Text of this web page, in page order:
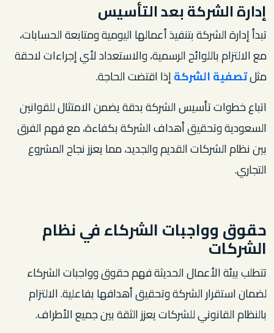
إدارة الشركة بعد التأسيس
تبدأ إدارة الشركة بتنفيذ أعمالها اليومية ومتابعة الحسابات،
مع الالتزام باللوائح الرسمية، والاستعداد لأي إجراءات لاحقة
مثلتصفية الشركةإذا اقتضت الحاجة.
اتباع خطوات تأسيس الشركة بدقة يضمن الامتثال للقوانين
السعودية وتحقيق أهداف الشركة بكفاءة، مع فهم الفرق
بين نظام الشركات القديم والجديد، مما يعزز نجاح المشروع
التجاري.
حقوق وواجبات الشركاء في نظام
الشركات
تتطلب بيئة الأعمال الحديثة فهم حقوق وواجبات الشركاء
لضمان استقرار الشركة وتحقيق أهدافها بفاعلية. الالتزام
بالنظام القانوني للشركات يعزز الثقة بين جميع الأطراف.